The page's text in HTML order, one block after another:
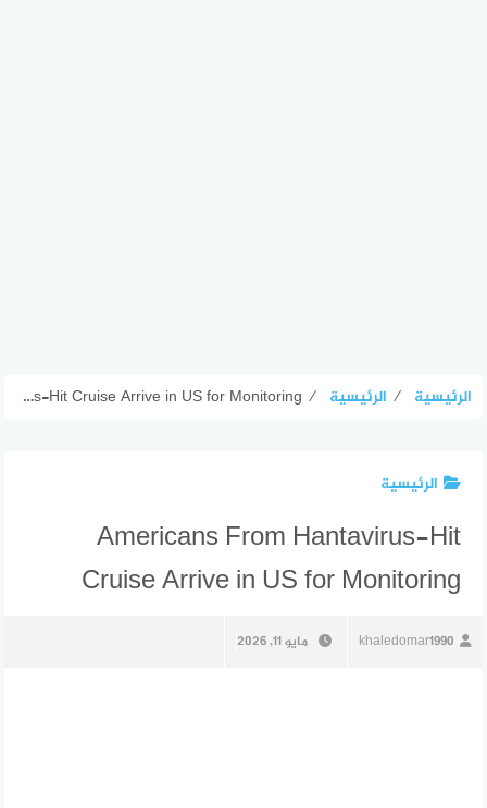
الرئيسية ⁄ الرئيسية ⁄
Americans From Hantavirus-Hit Cruise Arrive in US for Monitoring
الرئيسية
Americans From Hantavirus-Hit
Cruise Arrive in US for Monitoring
khaledomar1990 مايو 11, 2026